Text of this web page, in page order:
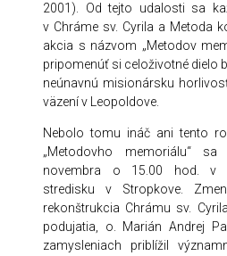
2001). Od tejto udalosti sa
v Chráme sv. Cyrila a Metoda
akcia s názvom „Metodov
pripomenúť si celoživotné dielo
neúnavnú misionársku
väzení v Leopoldove.
Nebolo tomu ináč ani tento
„Metodovho memoriálu“
novembra o 15.00 hod. v
stredisku v Stropkove.
rekonštrukcia Chrámu sv.
podujatia, o. Marián Andrej
zamysleniach priblížil